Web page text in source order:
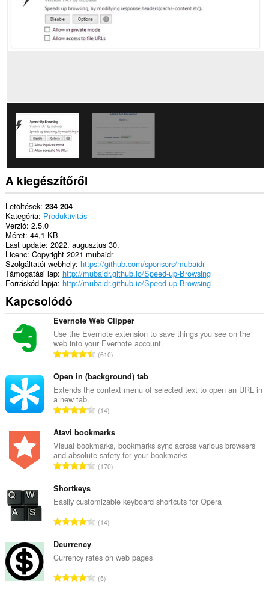
A kiegészítőről
Letöltések 234 204
Kategória Produktivitás
Verzió 2.5.0
Méret 44,1 KB
Last update 2022. augusztus 30.
Licenc Copyright 2021 mubaidr
Szolgáltatói webhely https://github.com/sponsors/mubaidr
Támogatási lap http://mubaidr.github.io/Speed-up-Browsing
Forráskód lapja http://mubaidr.github.io/Speed-up-Browsing
Kapcsolódó
Evernote Web Clipper
Use the Evernote extension to save things you see on the
web into your Evernote account.
Ö
s
z
s
r
t
é
k
l
s
á
a
610
Open in (background) tab
Extends the context menu of selected text to open an URL in
a new tab.
Ö
s
z
e
s
t
é
k
l
s
14
Atavi bookmarks
Visual bookmarks, bookmarks sync across various browsers
and absolute safety for your bookmarks
Ö
z
s
t
é
k
170
Shortkeys
Easily customizable keyboard shortcuts for Opera
Ö
z
s
14
Dcurrency
Currency rates on web pages
Ö5